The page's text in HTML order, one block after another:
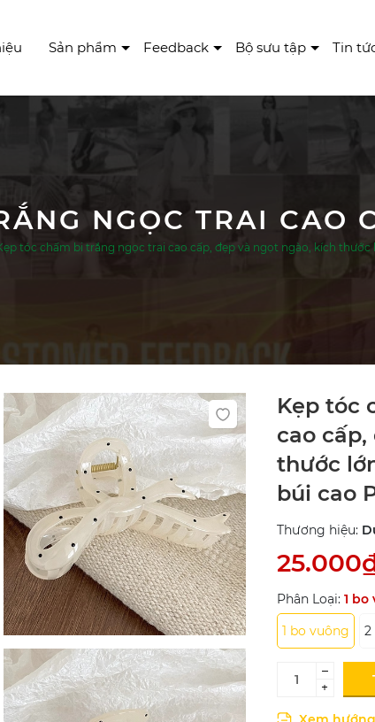
Sản phẩm Feedback Bộ sưu tập Tin
tóc chấm bi trắng ngọc trai cao cấp, đẹp và ngọt ngào, kích
Kẹp tóc
cao
thước
búi cao
Thương hiệu:
Phân Loại: 1 bo
1 bo vuông
2
–
+